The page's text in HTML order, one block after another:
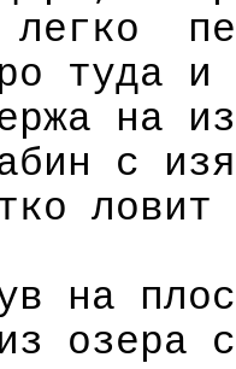
легко
туда и
на
с
ловит
на
озера